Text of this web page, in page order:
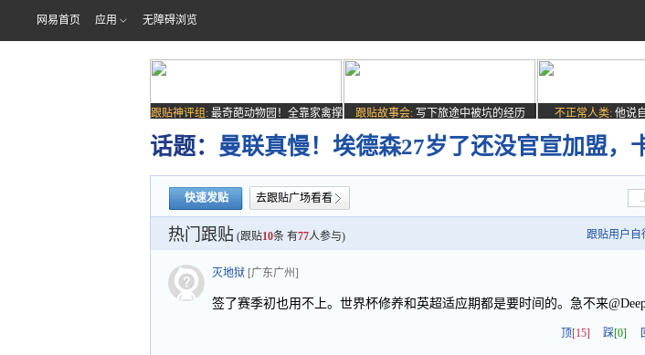
网易首页 应用 无障碍浏览
跟贴神评组: 最奇葩动物园！全靠家禽撑
场子
跟贴故事会: 写下旅途中被坑的经历 不正常人类: 他说
话题： 曼联真慢！埃德森27岁了还没官宣加盟，
快速发贴 去跟贴广场看看
热门跟贴 (跟贴10条 有77人参与) 跟贴用户自
灭地狱 [广东广州]
签了赛季初也用不上。世界杯修养和英超适应期都是要时间的。急不来
顶[15] 踩[0]